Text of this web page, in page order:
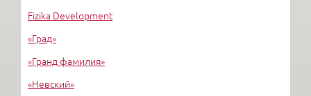
Fizika Development
«Град»
«Гранд фамилия»
«Невский»